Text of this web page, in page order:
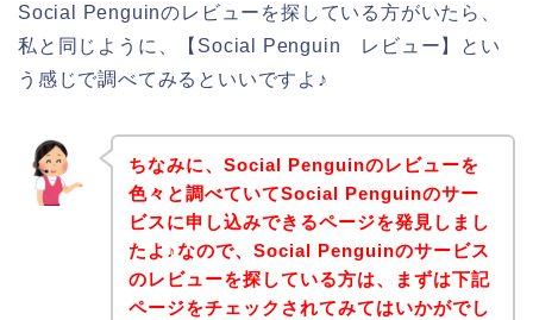
Social Penguinのレビューを探している方がいたら、
私と同じように、【Social Penguin レビュー】とい
う感じで調べてみるといいですよ♪
ちなみに、Social Penguinのレビューを
色々と調べていてSocial Penguinのサー
ビスに申し込みできるページを発見しまし
たよ♪なので、Social Penguinのサービス
のレビューを探している方は、まずは下記
ページをチェックされてみてはいかがでし